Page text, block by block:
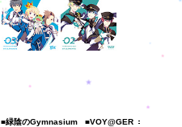
■緑陰のGymnasium ■VOY@GER